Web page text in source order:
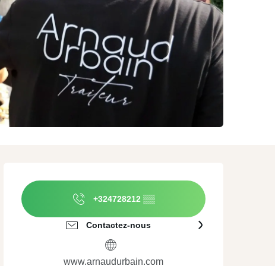
Natuur
Lokale producten en
Culturele
onderdompeling
In de buurt van Rijsel
In de buurt van
Valenciennes
Evenementenbureaus
Traiteurs
Materiaalverhuur
Arrangementen
Ouverture et coordonnées
+324728212 ▒▒
Contactez-nous
www.arnaudurbain.com